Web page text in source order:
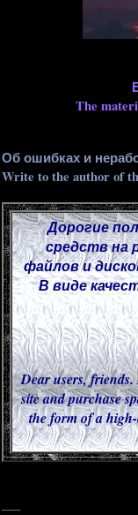
The
Об ошибках и
Write to the author of
Дорогие
средств на
файлов и
В виде
Dear users,
site and purchase
the form of a